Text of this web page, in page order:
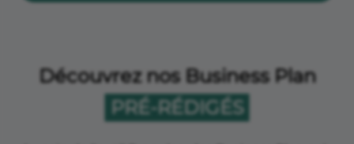
Découvrez nos Business Plan
PRÉ-RÉDIGÉS